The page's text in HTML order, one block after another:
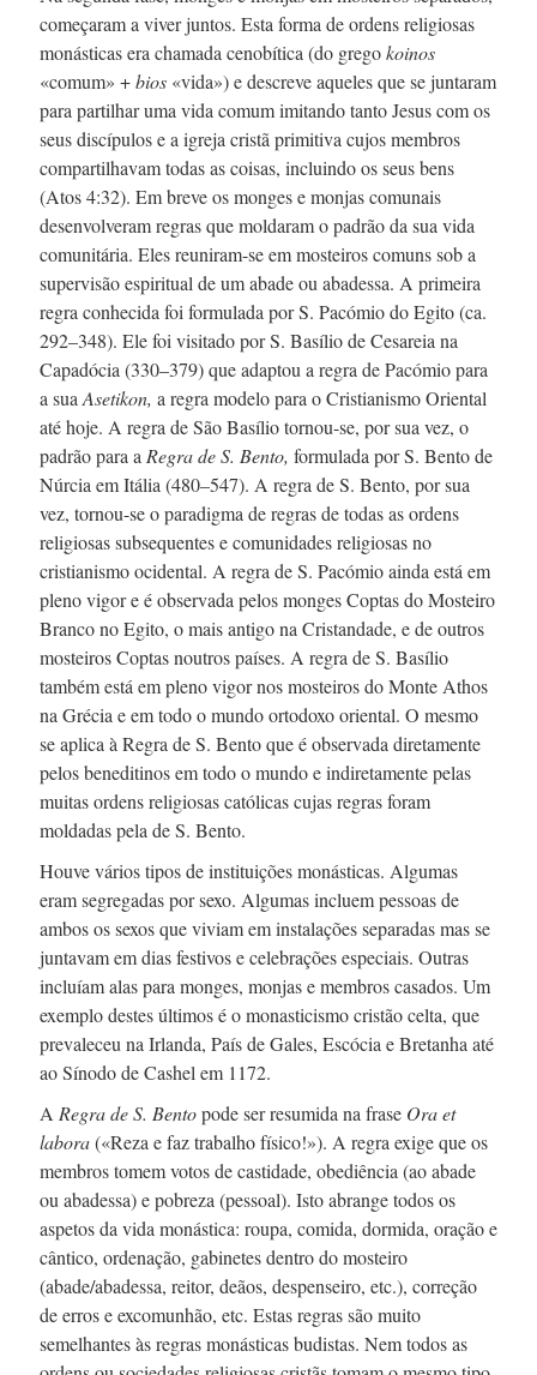
começaram a viver juntos. Esta forma de ordens religiosas
monásticas era chamada cenobítica (do gregokoinos
«comum» +bios «vida») e descreve aqueles que se juntaram
para partilhar uma vida comum imitando tanto Jesus com os
seus discípulos e a igreja cristã primitiva cujos membros
compartilhavam todas as coisas, incluindo os seus bens
(Atos 4:32). Em breve os monges e monjas comunais
desenvolveram regras que moldaram o padrão da sua vida
comunitária. Elesreuniram-seem mosteiros comuns sob a
supervisão espiritual de um abade ou abadessa. A primeira
regra conhecida foi formulada porS. Pacómiodo Egito (ca.
292–348). Ele foi visitado porS. Basíliode Cesareia na
Capadócia (330–379) que adaptou a regra de Pacómio para
a sua Asetikon, a regra modelo para o Cristianismo Oriental
até hoje. A regra de São Basílio tornou-se, por sua vez, o
padrão para a Regra deS. Bento, formulada porS. Bentode
Núrcia em Itália (480–547). A regra deS. Bento, por sua
vez, tornou-seo paradigma de regras de todas as ordens
religiosas subsequentes e comunidades religiosas no
cristianismo ocidental. A regra deS. Pacómioainda está em
pleno vigor e é observada pelos monges Coptas do Mosteiro
Branco no Egito, o mais antigo na Cristandade, e de outros
mosteiros Coptas noutros países. A regra deS. Basílio
também está em pleno vigor nos mosteiros do Monte Athos
na Grécia e em todo o mundo ortodoxo oriental. O mesmo
se aplica à Regra deS. Bentoque é observada diretamente
pelos beneditinos em todo o mundo e indiretamente pelas
muitas ordens religiosas católicas cujas regras foram
moldadas pela deS. Bento.
Houve vários tipos de instituições monásticas. Algumas
eram segregadas por sexo. Algumas incluem pessoas de
ambos os sexos que viviam em instalações separadas mas se
juntavam em dias festivos e celebrações especiais. Outras
incluíam alas para monges, monjas e membros casados. Um
exemplo destes últimos é o monasticismo cristão celta, que
prevaleceu na Irlanda, País de Gales, Escócia e Bretanha até
ao Sínodo de Cashel em 1172.
A Regra deS. Bentopode ser resumida na frase Ora et
labora(«Reza e faz trabalho físico!»). A regra exige que os
membros tomem votos de castidade, obediência (ao abade
ou abadessa) e pobreza (pessoal). Isto abrange todos os
aspetos da vida monástica: roupa, comida, dormida, oração e
cântico, ordenação, gabinetes dentro do mosteiro
(abade/abadessa, reitor, deãos, despenseiro, etc.), correção
de erros e excomunhão, etc. Estas regras são muito
semelhantes às regras monásticas budistas. Nem todos as